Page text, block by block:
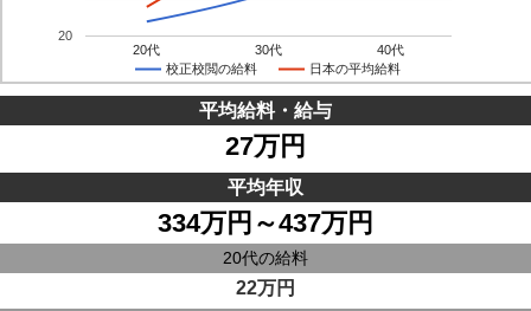
校正校閲の給料 日本の平均給料
20代 30代 40代
20
平均給料・給与
27万円
平均年収
334万円～437万円
20代の給料
22万円